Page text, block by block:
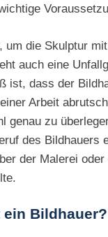
um die Skulptur
auch eine
ist, dass der
Arbeit
genau zu
des Bildhauers
der Malerei oder
ein Bildhauer?